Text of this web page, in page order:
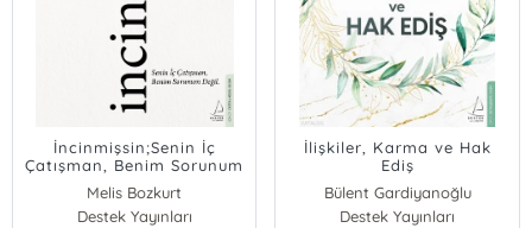
İncinmişsin;Senin İç
Çatışman, Benim Sorunum
Değil.
Melis Bozkurt
Destek Yayınları
İlişkiler, Karma ve Hak
Ediş
Bülent Gardiyanoğlu
Destek Yayınları